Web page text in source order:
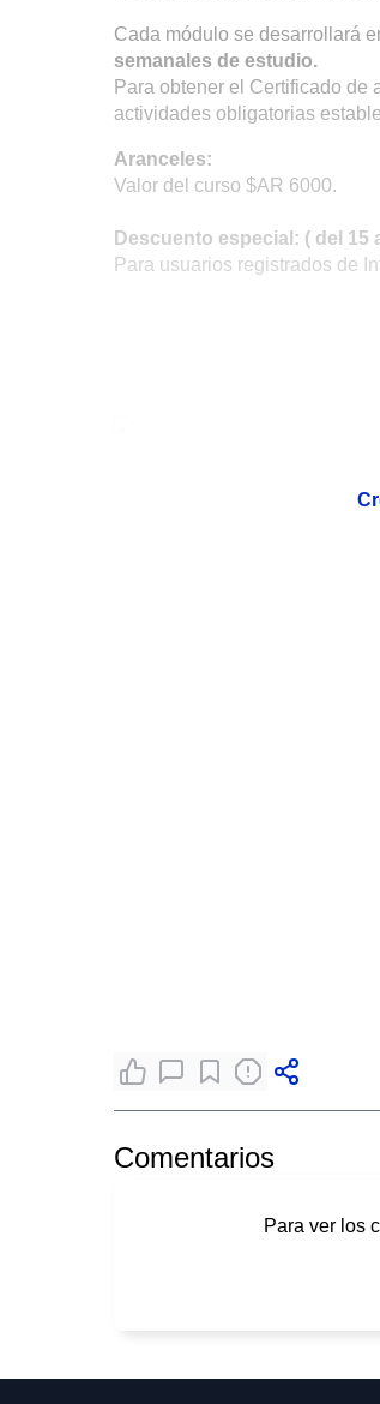
Cada módulo se desarrollará
semanales de estudio.
Para obtener el Certificado de
actividades obligatorias
Aranceles:
Valor del curso $AR 6000.
Descuento especial: ( del 15
Para usuarios registrados de
Comentarios
Para ver los